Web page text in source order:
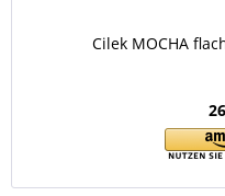
Cilek MOCHA